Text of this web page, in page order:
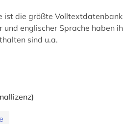
die größte
und englischer Sprache haben
sind u.a.